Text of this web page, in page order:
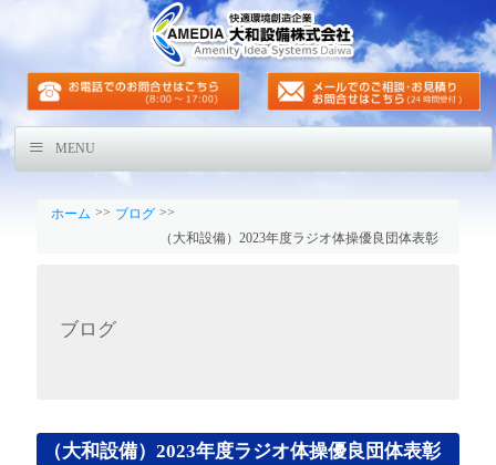
MENU
ホーム >> ブログ >>
（大和設備）2023年度ラジオ体操優良団体表彰
ブログ
（大和設備）2023年度ラジオ体操優良団体表彰